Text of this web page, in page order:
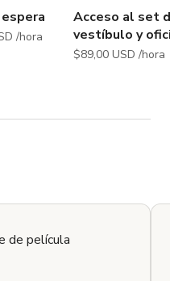
$89,00 USD /hora
Acceso al set
vestíbulo y
$89,00 USD /hora
de película